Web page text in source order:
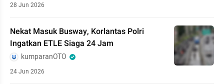
28 Jun 2026
Nekat Masuk Busway, Korlantas Polri
Ingatkan ETLE Siaga 24 Jam
kumparanOTO
24 Jun 2026